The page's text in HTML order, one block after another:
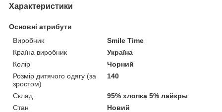
Характеристики
Основні атрибути
Виробник
Smile Time
Країна виробник
Україна
Колір
Чорний
Розмір дитячого одягу (за
зростом)
140
Склад
95% хлопка 5% лайкры
Стан
Новий